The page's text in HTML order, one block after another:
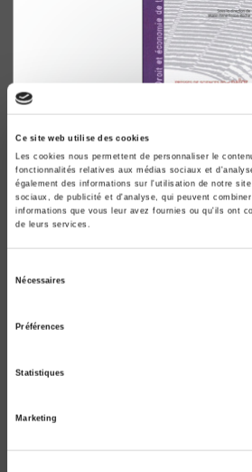
Ce site web utilise des cookies
Les cookies nous permettent de personnaliser le
fonctionnalités relatives aux médias sociaux et
également des informations sur l'utilisation de notre
sociaux, de publicité et d'analyse, qui peuvent
informations que vous leur avez fournies ou qu'ils ont
de leurs services.
Nécessaires
Préférences
Statistiques
Marketing
Droit et économie de la
Volume 3 : Les risques de régulation
Marie-Anne Frison-Roche
Volume 2 : Règles et pouvoirs